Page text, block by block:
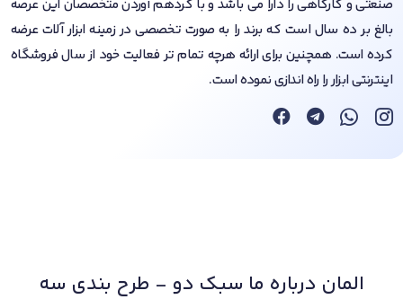
صنعتی و کارگاهی را دارا می باشد و با گردهم آوردن متخصصان این عرصه
بالغ بر ده سال است که برند را به صورت تخصصی در زمینه ابزار آلات عرضه
کرده است. همچنین برای ارائه هرچه تمام تر فعالیت خود از سال فروشگاه
اینترنتی ابزار را راه اندازی نموده است.
المان درباره ما سبک دو - طرح بندی سه